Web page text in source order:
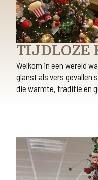
TIJDLOZE
Welkom in een wereld
glanst als vers gevallen
die warmte, traditie en